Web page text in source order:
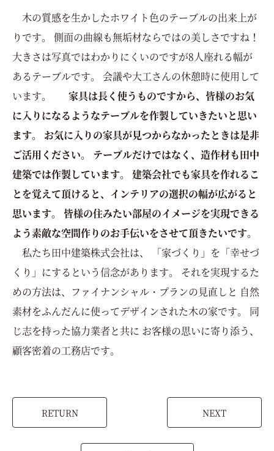
木の質感を生かしたホワイト色のテーブルの出来上が
りです。 側面の曲線も無垢材ならではの美しさですね！
大きさは写真ではわかりにくいのですが8人座れる幅が
あるテーブルです。 会議や大工さんの休憩時に使用して
います。 家具は長く使うものですから、皆様のお気
に入りになるようなテーブルを作製していきたいと思い
ます。 お気に入りの家具が見つからなかったときは是非
ご活用ください。
テーブルだけではなく、造作材も田中
建築では作製しています。
建築会社でも家具を作れるこ
とを覚えて頂けると、インテリアの選択の幅が広がると
思います。 皆様の住みたい部屋のイメージを実現できる
よう素敵な空間作りのお手伝いをさせて頂きたいです。
私たち田中建築株式会社は、 「家づくり」を「幸せづ
くり」にするという信念があります。 それを実現するた
めの方法は、ファイナンシャル・プランの見直しと 自然
素材をふんだんに使ってデザインされた木の家です。 同
じ志を持った協力業者と共に お客様の思いに寄り添う、
顧客密着の工務店です。
RETURN NEXT